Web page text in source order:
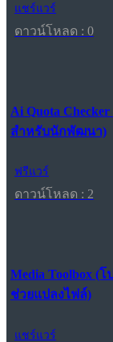
แชร์แวร์
ดาวน์โหลด : 0
Ai Quota
สำหรับนักพัฒนา)
ฟรีแวร์
ดาวน์โหลด : 2
Media Toolbox (
ช่วยแปลงไฟล์)
แชร์แวร์